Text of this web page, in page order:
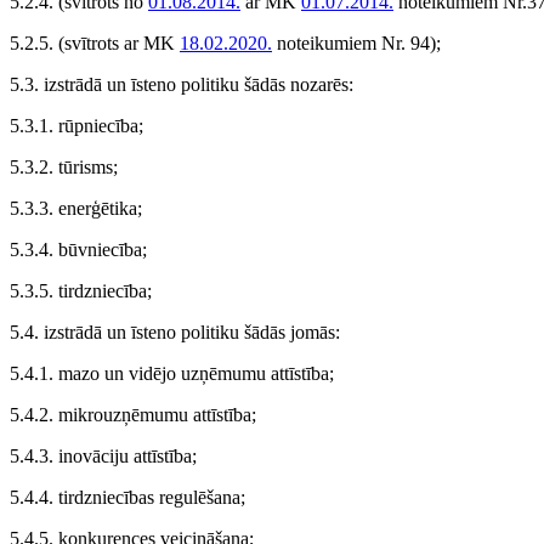
5.2.5. (svītrots ar MK 18.02.2020. noteikumiem Nr. 94);
5.3. izstrādā un īsteno politiku šādās nozarēs:
5.3.1. rūpniecība;
5.3.2. tūrisms;
5.3.3. enerģētika;
5.3.4. būvniecība;
5.3.5. tirdzniecība;
5.4. izstrādā un īsteno politiku šādās jomās:
5.4.1. mazo un vidējo uzņēmumu attīstība;
5.4.2. mikrouzņēmumu attīstība;
5.4.3. inovāciju attīstība;
5.4.4. tirdzniecības regulēšana;
5.4.5. konkurences veicināšana;